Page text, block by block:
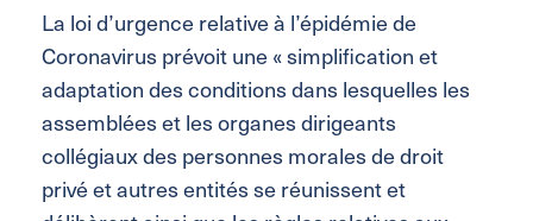
La loi d’urgence relative à l’épidémie de
Coronavirus prévoit une « simplification et
adaptation des conditions dans lesquelles les
assemblées et les organes dirigeants
collégiaux des personnes morales de droit
privé et autres entités se réunissent et